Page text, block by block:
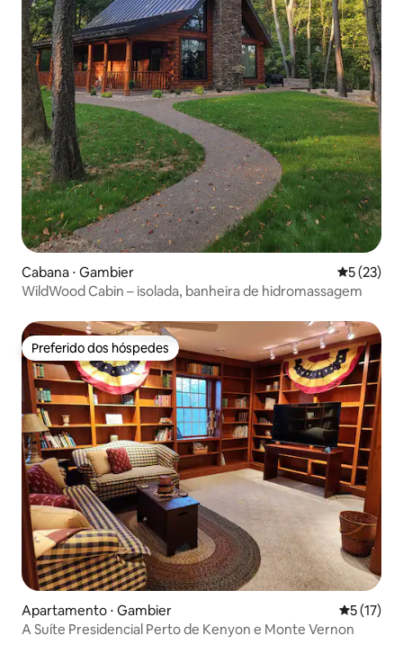
Cabana ⋅ Gambier 5 de uma
5 (23)
WildWood Cabin – isolada, banheira de hidromassagem
Preferido dos hóspedes
Preferido dos hóspedes
Apartamento ⋅ Gambier 5 de uma
5 (17)
A Suíte Presidencial Perto de Kenyon e Monte Vernon